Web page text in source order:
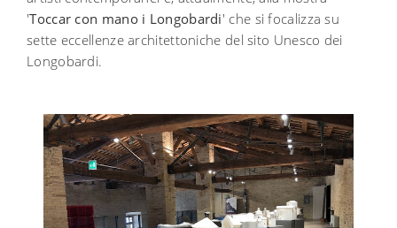
'Toccar con mano i Longobardi' che si focalizza su
sette eccellenze architettoniche del sito Unesco dei
Longobardi.